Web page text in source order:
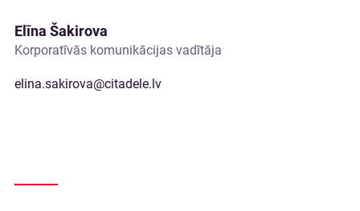
Elīna Šakirova
Korporatīvās komunikācijas vadītāja
elina.sakirova@citadele.lv